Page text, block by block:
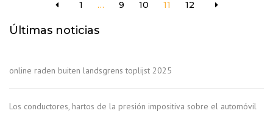
1 … 9 10 11 12
Últimas noticias
online raden buiten landsgrens toplijst 2025
Los conductores, hartos de la presión impositiva sobre el automóvil